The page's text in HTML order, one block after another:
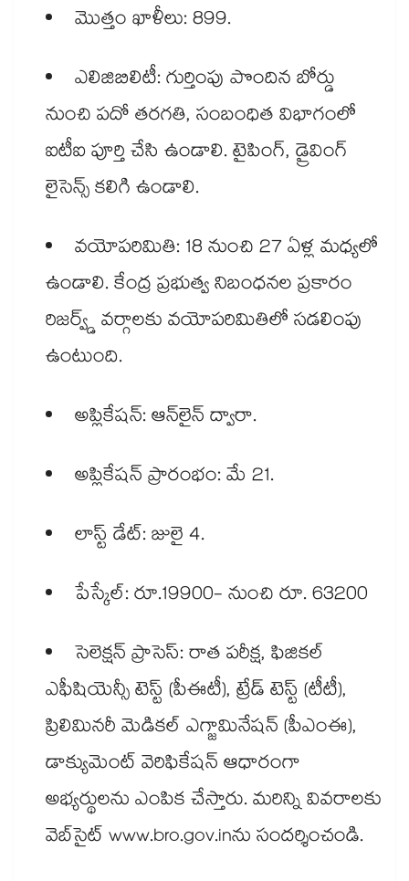
మొత్తం ఖాళీలు: 899.
ఎలిజిబిలిటీ: గుర్తింపు పొందిన బోర్డు
నుంచి పదో తరగతి, సంబంధిత విభాగంలో
ఐటీఐ పూర్తి చేసి ఉండాలి. టైపింగ్, డ్రైవింగ్
లైసెన్స్ కలిగి ఉండాలి.
వయోపరిమితి: 18 నుంచి 27 ఏళ్ల మధ్యలో
ఉండాలి. కేంద్ర ప్రభుత్వ నిబంధనల ప్రకారం
రిజర్వ్డ్ వర్గాలకు వయోపరిమితిలో సడలింపు
ఉంటుంది.
అప్లికేషన్: ఆన్​లైన్ ద్వారా.
అప్లికేషన్ ప్రారంభం: మే 21.
లాస్ట్ డేట్: జులై ‌‌4.
పేస్కేల్: రూ.19900- నుంచి రూ. 63200
సెలెక్షన్ ప్రాసెస్: రాత పరీక్ష, ఫిజికల్
ఎఫీషియెన్సీ టెస్ట్ (పీఈటీ), ట్రేడ్ టెస్ట్ (టీటీ),
ప్రిలిమినరీ మెడికల్ ఎగ్జామినేషన్ (పీఎంఈ),
డాక్యుమెంట్ వెరిఫికేషన్ ఆధారంగా
అభ్యర్థులను ఎంపిక చేస్తారు. మరిన్ని వివరాలకు
వెబ్⁬సైట్ www.bro.gov.inను సందర్శించండి.